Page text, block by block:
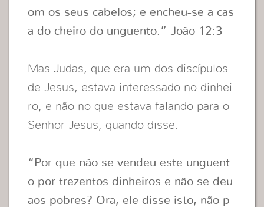
om os seus cabelos; e encheu-se a cas
a do cheiro do unguento.” João 12:3
Mas Judas, que era um dos discípulos
de Jesus, estava interessado no dinhei
ro, e não no que estava falando para o
Senhor Jesus, quando disse:
“Por que não se vendeu este unguent
o por trezentos dinheiros e não se deu
aos pobres? Ora, ele disse isto, não p